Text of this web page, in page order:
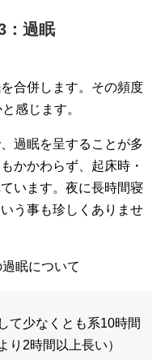
：過眠
合併します。その頻度
感じます。
過眠を呈することが多
かかわらず、起床時・
います。夜に長時間寝
う事も珍しくありませ
眠について
て少なくとも系10時間
り2時間以上長い）